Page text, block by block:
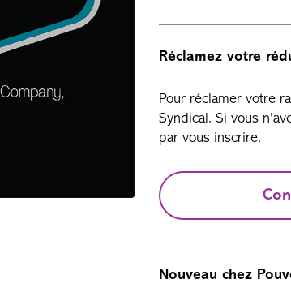
Réclamez votre
Pour réclamer votre
Syndical. Si vous
par vous inscrire.
Nouveau chez